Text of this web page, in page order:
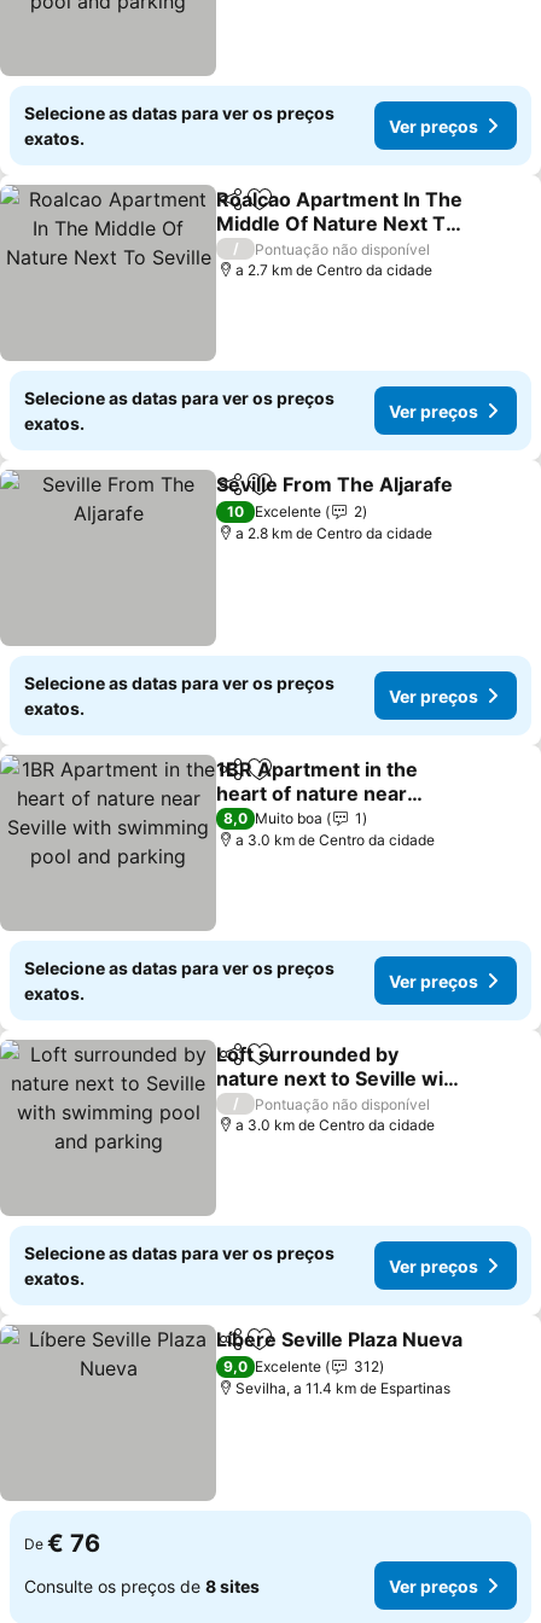
Selecione as datas para ver os preços
exatos.
Ver preços
PartilharAdicionar aos favoritos
Roalcao Apartment In The
Middle Of Nature Next To
Seville
Ver preços
/
Pontuação não disponível
a 2.7 km de Centro da cidade
Selecione as datas para ver os preços
exatos.
Ver preços
PartilharAdicionar aos favoritos
Seville From The Aljarafe
10 Excelente
2
a 2.8 km de Centro da cidade
Selecione as datas para ver os preços
exatos.
Ver preços
PartilharAdicionar aos favoritos
1BR Apartment in the
heart of nature near
Seville with swimming
pool and parking
Ver preços
8,0 Muito boa
1
a 3.0 km de Centro da cidade
Selecione as datas para ver os preços
exatos.
Ver preços
PartilharAdicionar aos favoritos
Loft surrounded by
nature next to Seville with
swimming pool and
parking
Ver preços
/
Pontuação não disponível
a 3.0 km de Centro da cidade
Selecione as datas para ver os preços
exatos.
Ver preços
PartilharAdicionar aos favoritos
Líbere Seville Plaza Nueva
9,0 Excelente
312
Sevilha, a 11.4 km de Espartinas
De € 76
Consulte os preços de 8 sites Ver preços